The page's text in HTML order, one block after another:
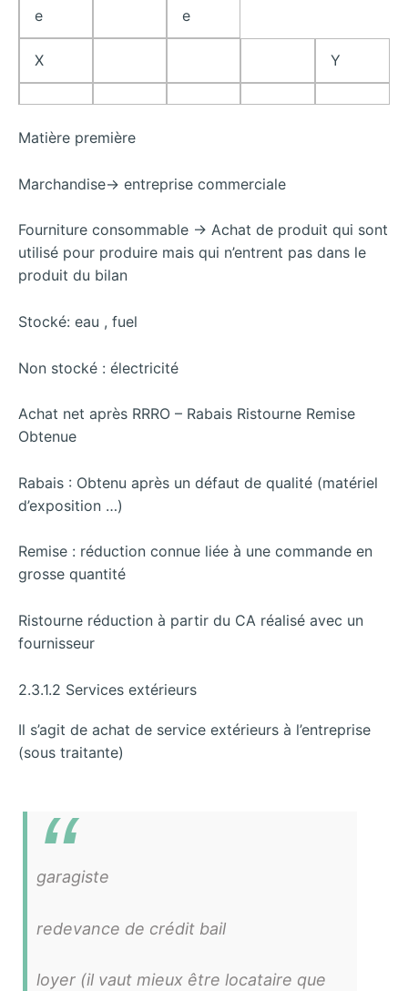
e
e
X Y
Matière première
Marchandise-> entreprise commerciale
Fourniture consommable -> Achat de produit qui sont
utilisé pour produire mais qui n’entrent pas dans le
produit du bilan
Stocké: eau , fuel
Non stocké : électricité
Achat net après RRRO – Rabais Ristourne Remise
Obtenue
Rabais : Obtenu après un défaut de qualité (matériel
d’exposition …)
Remise : réduction connue liée à une commande en
grosse quantité
Ristourne réduction à partir du CA réalisé avec un
fournisseur
2.3.1.2 Services extérieurs
Il s’agit de achat de service extérieurs à l’entreprise
(sous traitante)
garagiste
redevance de crédit bail
loyer (il vaut mieux être locataire que